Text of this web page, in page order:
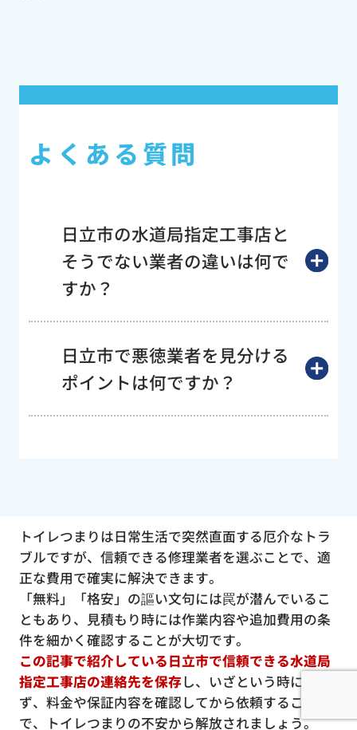
よくある質問
日立市の水道局指定工事店と
そうでない業者の違いは何で
すか？
日立市で悪徳業者を見分ける
ポイントは何ですか？
トイレつまりは日常生活で突然直面する厄介なトラ
ブルですが、信頼できる修理業者を選ぶことで、適
正な費用で確実に解決できます。
「無料」「格安」の謳い文句には罠が潜んでいるこ
ともあり、見積もり時には作業内容や追加費用の条
件を細かく確認することが大切です。
この記事で紹介している日立市で信頼できる水道局
指定工事店の連絡先を保存し、いざという時に慌て
ず、料金や保証内容を確認してから依頼すること
で、トイレつまりの不安から解放されましょう。